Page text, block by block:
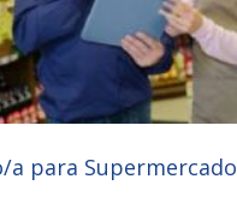
a para Supermercado